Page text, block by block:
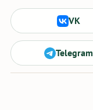
VK
Telegram